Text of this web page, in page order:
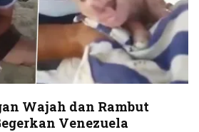
Wajah dan Rambut
Venezuela